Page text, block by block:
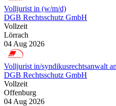
Volljurist in (w/m/d)
DGB Rechtsschutz GmbH
Vollzeit
Lörrach
04 Aug 2026
Volljurist in/syndikusrechtsanwalt
DGB Rechtsschutz GmbH
Vollzeit
Offenburg
04 Aug 2026